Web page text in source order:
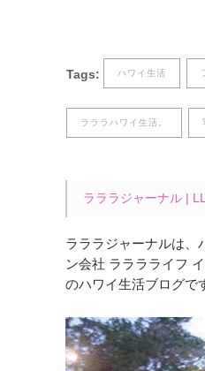
Tags: ハワイ生活
ラララハワイ生活。
ラララジャーナル |
ラララジャーナルは、
ン会社 ラララライフ
のハワイ生活ブログで